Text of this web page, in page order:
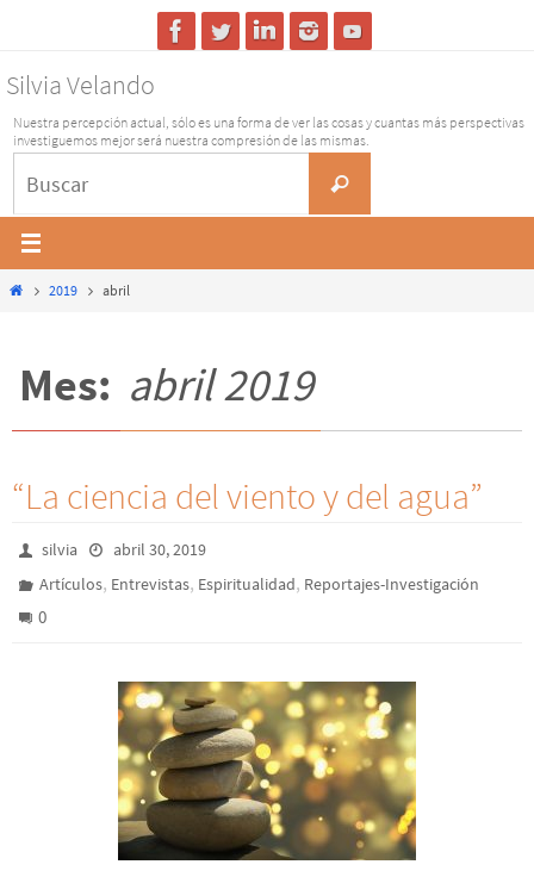
contenido
Silvia Velando
Nuestra percepción actual, sólo es una forma de ver las cosas y cuantas más perspectivas
investiguemos mejor será nuestra compresión de las mismas.
Buscar
Inicio2019 abril
Mes: abril 2019
“La ciencia del viento y del agua”
silvia
abril 30, 2019
Artículos, Entrevistas, Espiritualidad, Reportajes-Investigación
0